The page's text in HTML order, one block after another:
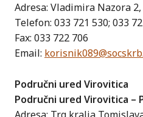
Adresa: Vladimira Nazora
Telefon: 033 721 530; 033
Fax: 033 722 706
Email:
Područni ured Virovitica
Područni ured Virovitica –